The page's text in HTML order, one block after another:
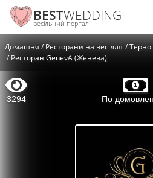
BESTWEDDING
весільний портал
Домашня Ресторани на весілля
Ресторан GenevA (Женева)
3294 По